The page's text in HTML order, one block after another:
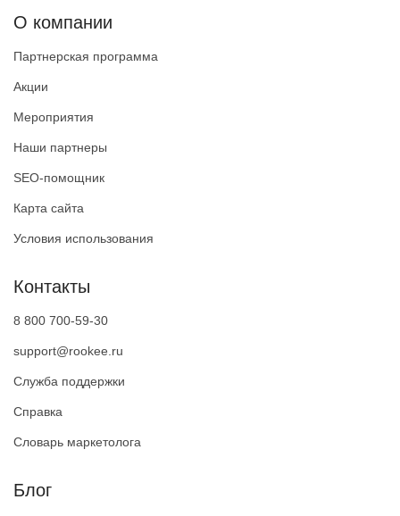
Блог
О компании
Партнерская программа
Акции
Мероприятия
Наши партнеры
SEO-помощник
Карта сайта
Условия использования
Контакты
8 800 700-59-30
support@rookee.ru
Служба поддержки
Справка
Словарь маркетолога